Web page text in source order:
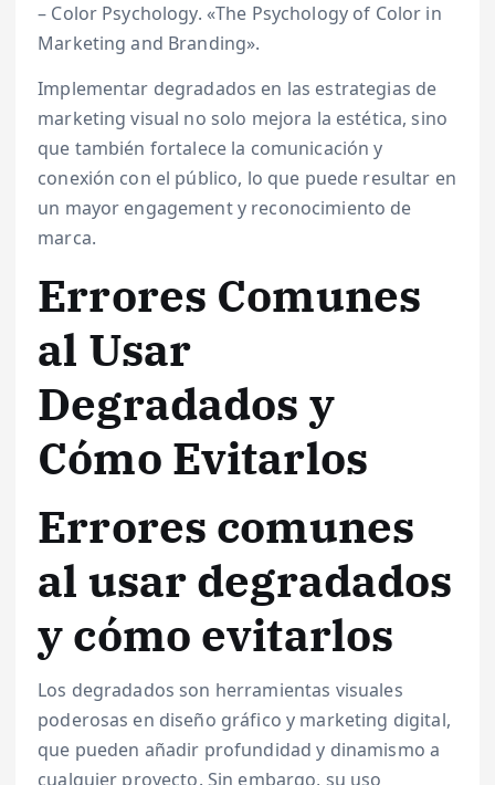
– Color Psychology. «The Psychology of Color in
Marketing and Branding».
Implementar degradados en las estrategias de
marketing visual no solo mejora la estética, sino
que también fortalece la comunicación y
conexión con el público, lo que puede resultar en
un mayor engagement y reconocimiento de
marca.
Errores Comunes
al Usar
Degradados y
Cómo Evitarlos
Errores comunes
al usar degradados
y cómo evitarlos
Los degradados son herramientas visuales
poderosas en diseño gráfico y marketing digital,
que pueden añadir profundidad y dinamismo a
cualquier proyecto. Sin embargo, su uso